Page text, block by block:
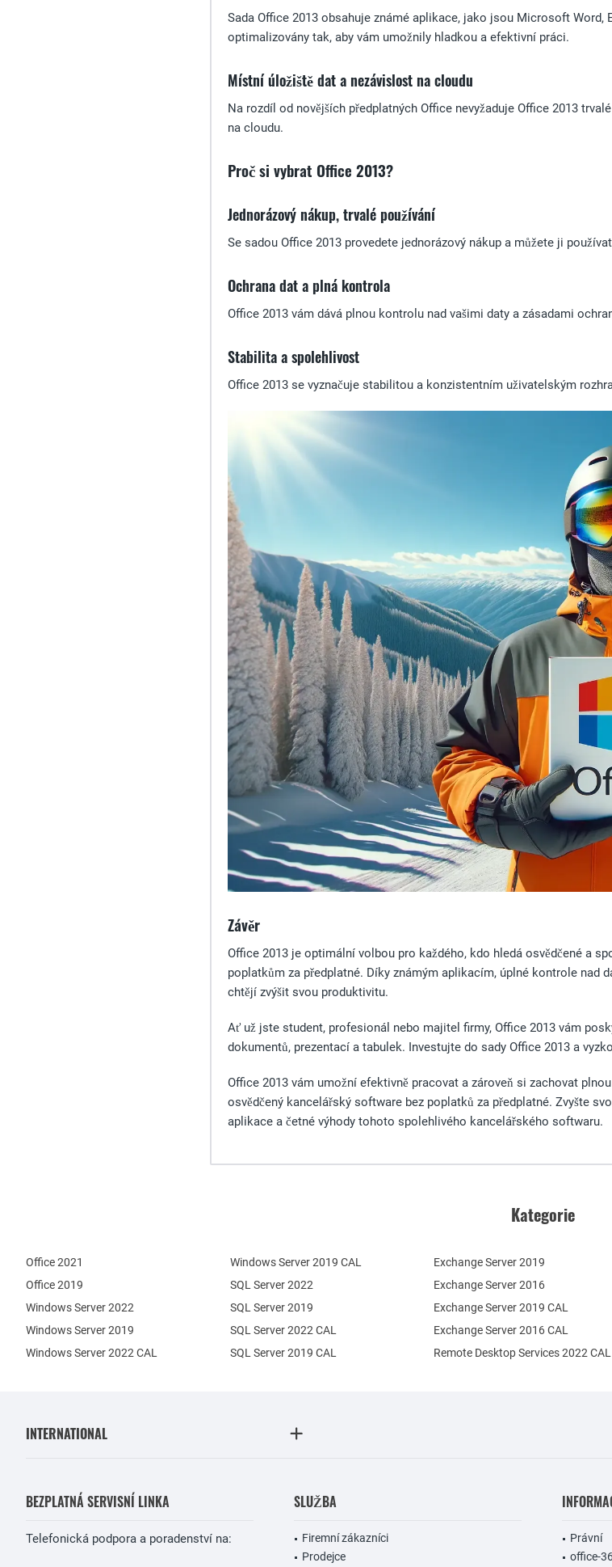
Sada Office 2013 obsahuje známé aplikace, jako jsou Microsoft
optimalizovány tak, aby vám umožnily hladkou a efektivní práci.
Místní úložiště dat a nezávislost na cloudu
Na rozdíl od novějších předplatných Office nevyžaduje Office 2013
na cloudu.
Proč si vybrat Office 2013?
Jednorázový nákup, trvalé používání
Se sadou Office 2013 provedete jednorázový nákup a můžete ji
Ochrana dat a plná kontrola
Office 2013 vám dává plnou kontrolu nad vašimi daty a zásadami
Stabilita a spolehlivost
Office 2013 se vyznačuje stabilitou a konzistentním uživatelským
Závěr
Office 2013 je optimální volbou pro každého, kdo hledá osvědčené a
poplatkům za předplatné. Díky známým aplikacím, úplné kontrole nad
chtějí zvýšit svou produktivitu.
Ať už jste student, profesionál nebo majitel firmy, Office 2013 vám
dokumentů, prezentací a tabulek. Investujte do sady Office 2013 a
Office 2013 vám umožní efektivně pracovat a zároveň si zachovat
osvědčený kancelářský software bez poplatků za předplatné. Zvyšte
aplikace a četné výhody tohoto spolehlivého kancelářského softwaru.
Kategorie
Office 2021
Office 2019
Windows Server 2022
Windows Server 2019
Exchange Server 2019
Exchange Server 2016
SQL Server 2022
SQL Server 2019
Windows Server 2022 CAL
Windows Server 2019 CAL
SQL Server 2022 CAL
SQL Server 2019 CAL
Remote Desktop Services 2022 CAL
Exchange Server 2019 CAL
Exchange Server 2016 CAL
INTERNATIONAL
BEZPLATNÁ SERVISNÍ LINKA
Telefonická podpora a poradenství na:
SLUŽBA
Firemní zákazníci
Prodejce
Právní
office-